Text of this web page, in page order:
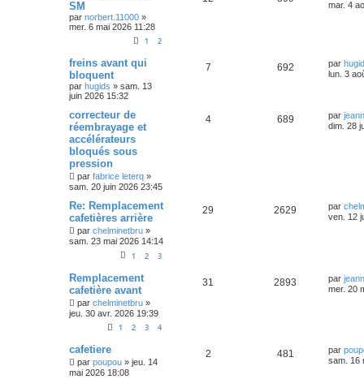
SM
par norbert.11000 »
mer. 6 mai 2026 11:28
1 2
mar. 4
freins avant qui
bloquent
par hugids » sam. 13
juin 2026 15:32
7 692 par
lun. 3
correcteur de
réembrayage et
accélérateurs
bloqués sous
pression
par fabrice leterq »
sam. 20 juin 2026 23:45
4 689 par
dim. 28
Re: Remplacement
cafetières arrière
par chelminetbru »
sam. 23 mai 2026 14:14
1 2 3
29 2629 par
ven. 12
Remplacement
cafetière avant
par chelminetbru »
jeu. 30 avr. 2026 19:39
1 2 3 4
31 2893 par
mer. 20
cafetiere
par poupou » jeu. 14
mai 2026 18:08
2 481 par
sam. 16